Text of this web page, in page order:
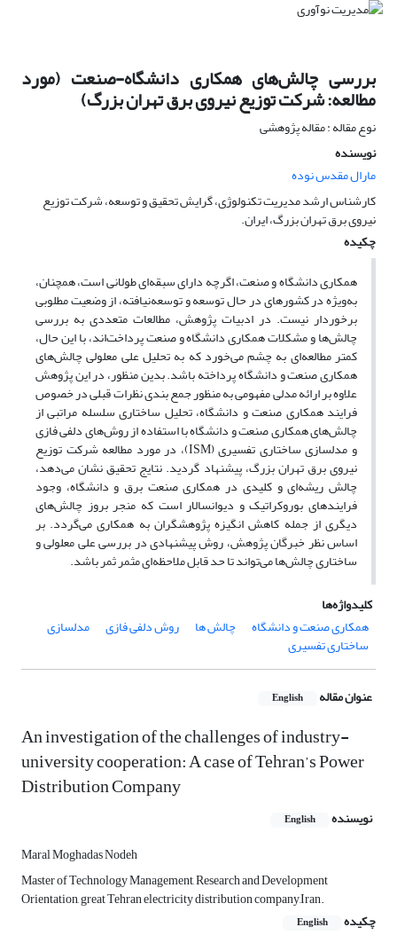
بررسی چالش‌های همکاری دانشگاه-صنعت (مورد
مطالعه: شرکت توزیع نیروی برق تهران بزرگ)
نوع مقاله : مقاله پژوهشی
نویسنده
مارال مقدس نوده
کارشناس ارشد مدیریت تکنولوژی، گرایش تحقیق و توسعه، شرکت توزیع
نیروی برق تهران بزرگ، ایران.
چکیده
همکاری دانشگاه و صنعت، اگرچه دارای سبقه‌ای طولانی است، همچنان،
به‌ویژه در کشورهای در حال توسعه و توسعه‌نیافته، از وضعیت مطلوبی
برخوردار نیست. در ادبیات پژوهش، مطالعات متعددی به بررسی
چالش‌ها و مشکلات همکاری دانشگاه و صنعت پرداخت‌اند، با این حال،
کمتر مطالعه‌ای به چشم می‌خورد که به تحلیل علی معلولی چالش‌های
همکاری صنعت و دانشگاه پرداخته باشد. بدین منظور، در این پژوهش
علاوه بر ارائه مدلی مفهومی به منظور جمع بندی نظرات قبلی در خصوص
فرایند همکاری صنعت و دانشگاه، تحلیل ساختاری سلسله مراتبی از
چالش‌های همکاری صنعت و دانشگاه با استفاده از روش‌های دلفی فازی
و مدلسازی ساختاری تفسیری (ISM)، در مورد مطالعه شرکت توزیع
نیروی برق تهران بزرگ، پیشنهاد گردید. نتایج تحقیق نشان می‌دهد،
چالش ریشه‌ای و کلیدی در همکاری صنعت برق و دانشگاه، وجود
فرایندهای بوروکراتیک و دیوانسالار است که منجر بروز چالش‌های
دیگری از جمله کاهش انگیزه پژوهشگران به همکاری می‌گردد. بر
اساس نظر خبرگان پژوهش، روش پیشنهادی در بررسی علی معلولی و
ساختاری چالش‌ها می‌تواند تا حد قابل ملاحظه‌ای مثمر ثمر باشد.
کلیدواژه‌ها
همکاری صنعت و دانشگاه
چالش ها روش دلفی فازی مدلسازی
ساختاری تفسیری
عنوان مقاله English
An investigation of the challenges of industry-
university cooperation: A case of Tehran’s Power
Distribution Company
نویسنده English
Maral Moghadas Nodeh
Master of Technology Management, Research and Development
Orientation, great Tehran electricity distribution company,Iran.
چکیده
English